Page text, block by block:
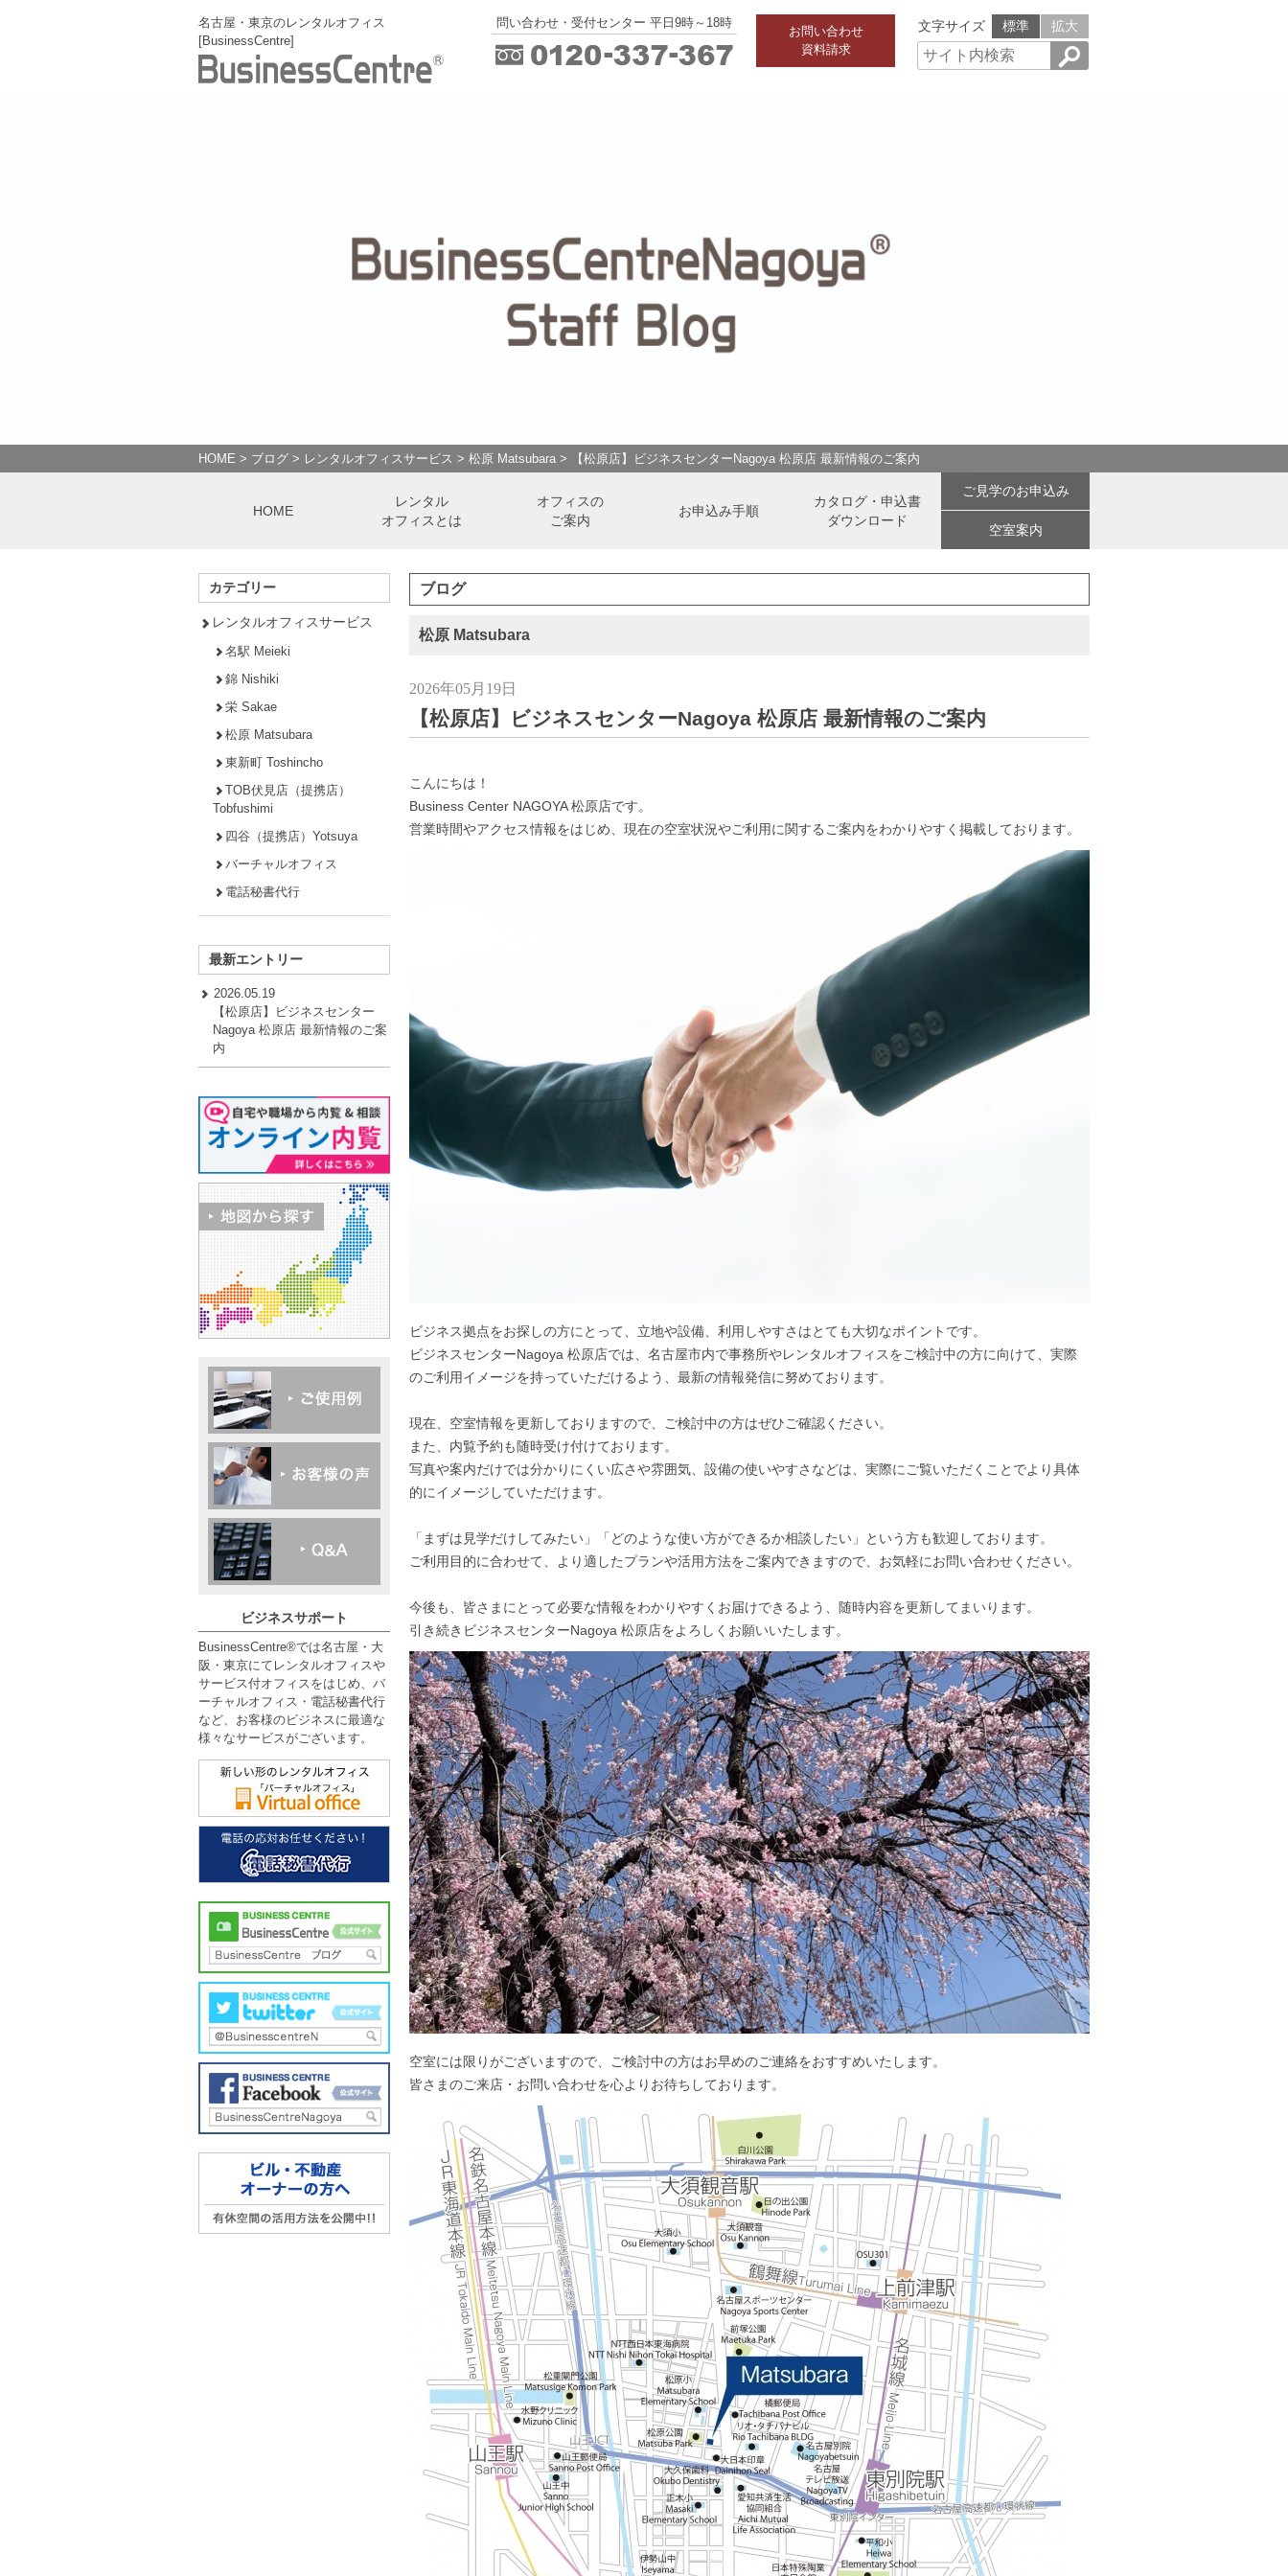
名古屋・東京のレンタルオフィス
[BusinessCentre]
問い合わせ・受付センター 平日9時～18時
お問い合わせ
資料請求
文字サイズ 標準 拡大
HOME > ブログ > レンタルオフィスサービス > 松原 Matsubara > 【松原店】ビジネスセンターNagoya 松原店 最新情報のご案内
HOME
レンタル
オフィスとは
オフィスの
ご案内
お申込み手順
カタログ・申込書
ダウンロード
ご見学のお申込み
空室案内
ブログ
松原 Matsubara
2026年05月19日
【松原店】ビジネスセンターNagoya 松原店 最新情報のご案内
こんにちは！
Business Center NAGOYA 松原店です。
営業時間やアクセス情報をはじめ、現在の空室状況やご利用に関するご案内をわかりやすく掲載しております。
ビジネス拠点をお探しの方にとって、立地や設備、利用しやすさはとても大切なポイントです。
ビジネスセンターNagoya 松原店では、名古屋市内で事務所やレンタルオフィスをご検討中の方に向けて、実際
のご利用イメージを持っていただけるよう、最新の情報発信に努めております。
現在、空室情報を更新しておりますので、ご検討中の方はぜひご確認ください。
また、内覧予約も随時受け付けております。
写真や案内だけでは分かりにくい広さや雰囲気、設備の使いやすさなどは、実際にご覧いただくことでより具体
的にイメージしていただけます。
「まずは見学だけしてみたい」「どのような使い方ができるか相談したい」という方も歓迎しております。
ご利用目的に合わせて、より適したプランや活用方法をご案内できますので、お気軽にお問い合わせください。
今後も、皆さまにとって必要な情報をわかりやすくお届けできるよう、随時内容を更新してまいります。
引き続きビジネスセンターNagoya 松原店をよろしくお願いいたします。
空室には限りがございますので、ご検討中の方はお早めのご連絡をおすすめいたします。
皆さまのご来店・お問い合わせを心よりお待ちしております。
カテゴリー
レンタルオフィスサービス
名駅 Meieki
錦 Nishiki
栄 Sakae
松原 Matsubara
東新町 Toshincho
TOB伏見店（提携店）
Tobfushimi
四谷（提携店）Yotsuya
バーチャルオフィス
電話秘書代行
最新エントリー
2026.05.19
【松原店】ビジネスセンター
Nagoya 松原店 最新情報のご案
内
ビジネスサポート
BusinessCentre®では名古屋・大
阪・東京にてレンタルオフィスや
サービス付オフィスをはじめ、バ
ーチャルオフィス・電話秘書代行
など、お客様のビジネスに最適な
様々なサービスがございます。